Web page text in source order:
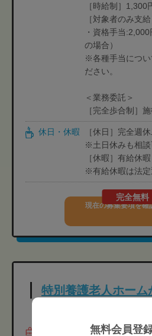
［時給制］1,300
［対象者のみ支給
・資格手当
の場合）
※各種手当につい
ださい。
＜業務委託＞
［完全歩合制］
休日・休暇
［休日］完全週
※土日休みも相談
［休暇］有給休暇
※有給休暇は法
完全無料
現在の募集要項を確
特別養護老人ホーム
柔道整復師,あん
無料会員登